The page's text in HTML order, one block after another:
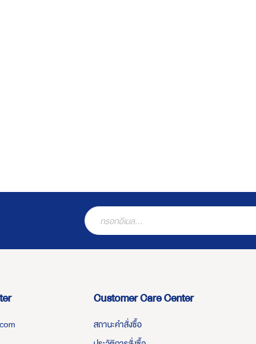
Customer Care Center
สถานะคำสั่งซื้อ